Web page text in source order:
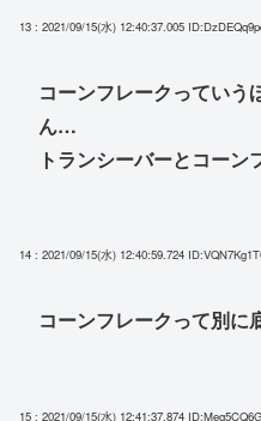
13 : 2021/09/15(水) 12:40:37.005
コーンフレークっていう
ん…
トランシーバーとコー
14 : 2021/09/15(水) 12:40:59.724
コーンフレークって別に
15 : 2021/09/15(水) 12:41:37.874